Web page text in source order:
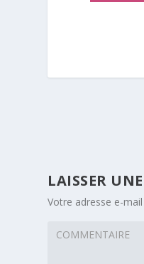
LAISSER
Votre adresse e-